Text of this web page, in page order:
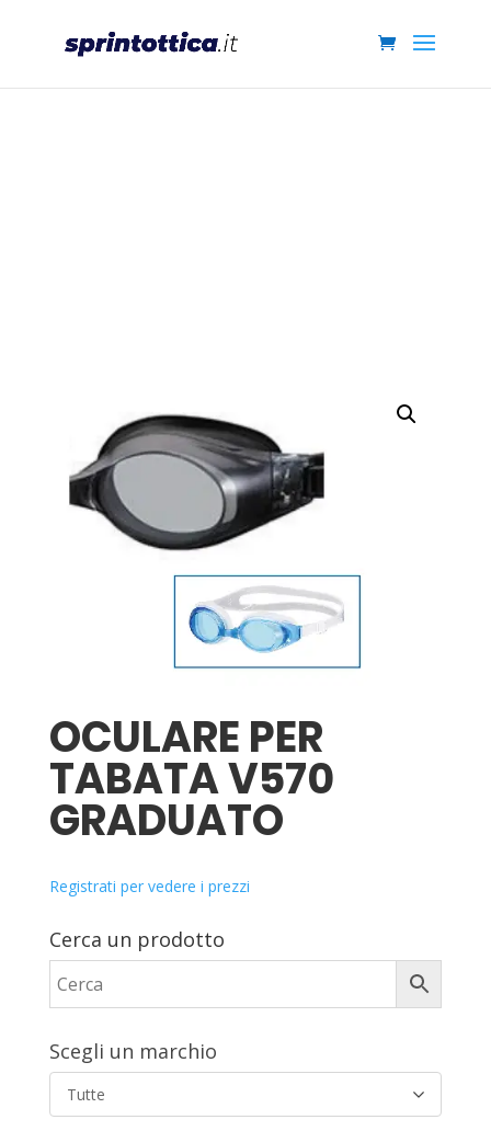
OCULARE PER
TABATA V570
GRADUATO
Registrati per vedere i prezzi
Cerca un prodotto
Scegli un marchio
Tutte